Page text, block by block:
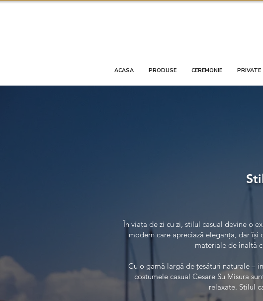
ACASA PRODUSE CEREMONIE PRIVATE
În viața de zi cu zi, stilul casual devine o
modern care apreciază eleganța, dar
materiale de înaltă
Cu o gamă largă de țesături naturale –
costumele casual Cesare Su Misura
relaxate. Stilul